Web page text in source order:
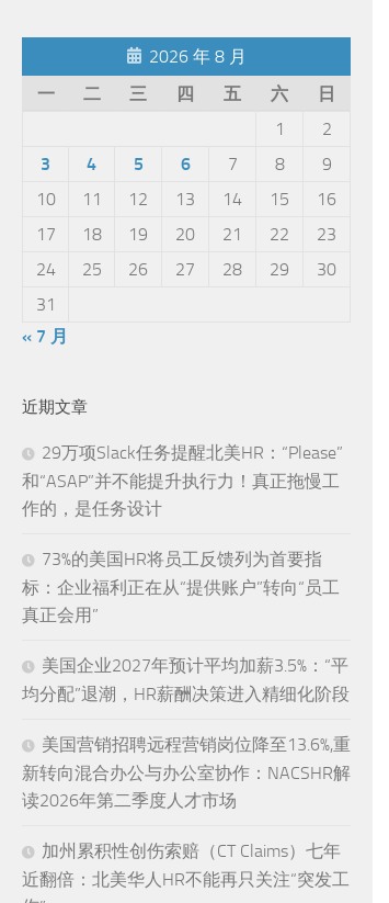
2026 年 8 月
一
二 三 四 五 六
日
1
2
3
4 5 6 7 8
9
10
11 12 13 14 15
16
17
18 19 20 21 22
23
24
25 26 27 28 29
30
31
« 7 月
近期文章
29万项Slack任务提醒北美HR：“Please”
和“ASAP”并不能提升执行力！真正拖慢工
作的，是任务设计
73%的美国HR将员工反馈列为首要指
标：企业福利正在从“提供账户”转向“员工
真正会用”
美国企业2027年预计平均加薪3.5%：“平
均分配”退潮，HR薪酬决策进入精细化阶段
美国营销招聘远程营销岗位降至13.6%,重
新转向混合办公与办公室协作：NACSHR解
读2026年第二季度人才市场
加州累积性创伤索赔（CT Claims）七年
近翻倍：北美华人HR不能再只关注“突发工